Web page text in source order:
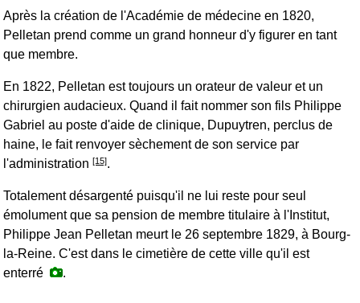
Après la création de l'Académie de médecine en 1820,
Pelletan prend comme un grand honneur d'y figurer en tant
que membre.
En 1822, Pelletan est toujours un orateur de valeur et un
chirurgien audacieux. Quand il fait nommer son fils Philippe
Gabriel au poste d'aide de clinique, Dupuytren, perclus de
haine, le fait renvoyer sèchement de son service par
l'administration [15].
Totalement désargenté puisqu'il ne lui reste pour seul
émolument que sa pension de membre titulaire à l'Institut,
Philippe Jean Pelletan meurt le 26 septembre 1829, à Bourg-
la-Reine. C'est dans le cimetière de cette ville qu'il est
enterré
.